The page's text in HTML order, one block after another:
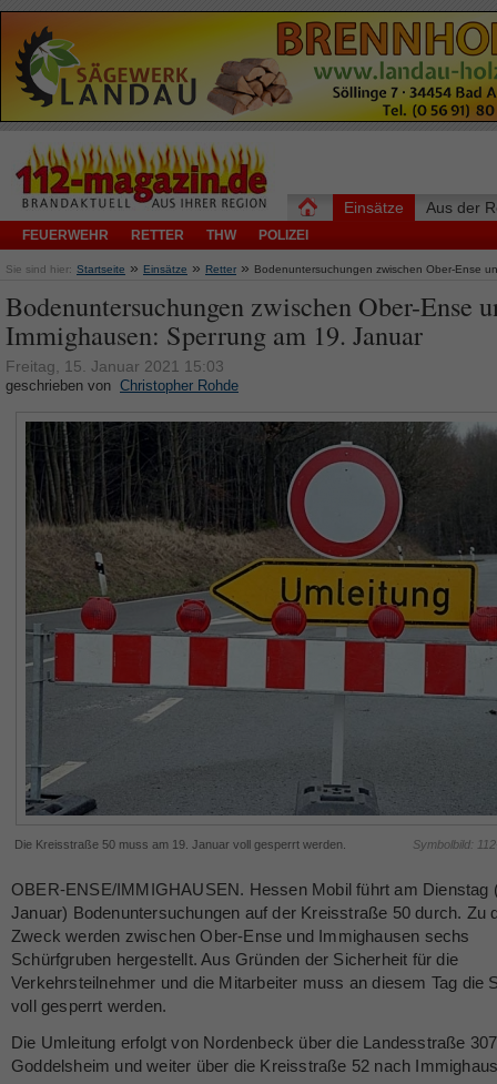
Einsätze
FEUERWEHR RETTER THW POLIZEI
Aus der
Sie sind hier: Startseite » Einsätze » Retter » Bodenuntersuchungen zwischen Ober-Ense
Bodenuntersuchungen zwischen Ober-Ense
Immighausen: Sperrung am 19. Januar
Freitag, 15. Januar 2021 15:03
geschrieben von Christopher Rohde
Die Kreisstraße 50 muss am 19. Januar voll gesperrt werden. Symbolbild:
OBER-ENSE/IMMIGHAUSEN. Hessen Mobil führt am Dienstag
Januar) Bodenuntersuchungen auf der Kreisstraße 50 durch. Zu
Zweck werden zwischen Ober-Ense und Immighausen sechs
Schürfgruben hergestellt. Aus Gründen der Sicherheit für die
Verkehrsteilnehmer und die Mitarbeiter muss an diesem Tag die
voll gesperrt werden.
Die Umleitung erfolgt von Nordenbeck über die Landesstraße
Goddelsheim und weiter über die Kreisstraße 52 nach